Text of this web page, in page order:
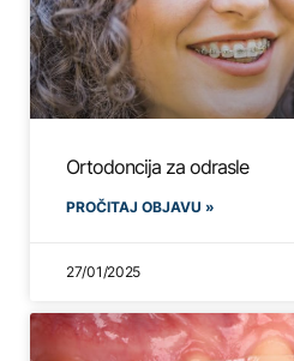
Ortodoncija za odrasle
PROČITAJ OBJAVU »
27/01/2025